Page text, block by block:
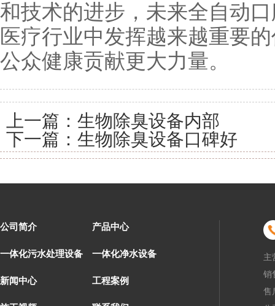
和技术的进步，未来全自动
医疗行业中发挥越来越重要
公众健康贡献更大力量。
上一篇： 生物除臭设备内部
下一篇： 生物除臭设备口碑好
公司简介 产品中心
一体化污水处理设备 一体化净水设备
新闻中心 工程案例
主
销
售